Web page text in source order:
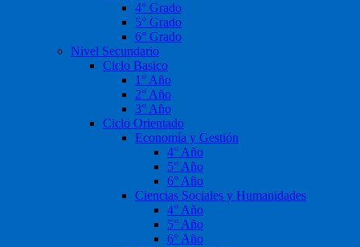
4° Grado
5° Grado
6° Grado
Nivel Secundario
Ciclo Basico
1° Año
2° Año
3° Año
Ciclo Orientado
Economía y Gestión
4° Año
5° Año
6° Año
Ciencias Sociales y Humanidades
4° Año
5° Año
6° Año